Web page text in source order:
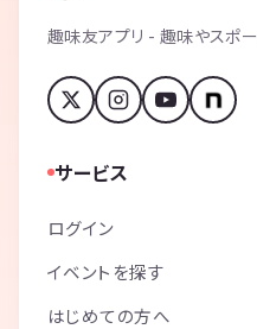
趣味友アプリ - 趣味やスポー
サービス
ログイン
イベントを探す
はじめての方へ